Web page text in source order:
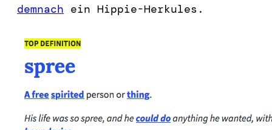
demnach ein Hippie-Herkules.